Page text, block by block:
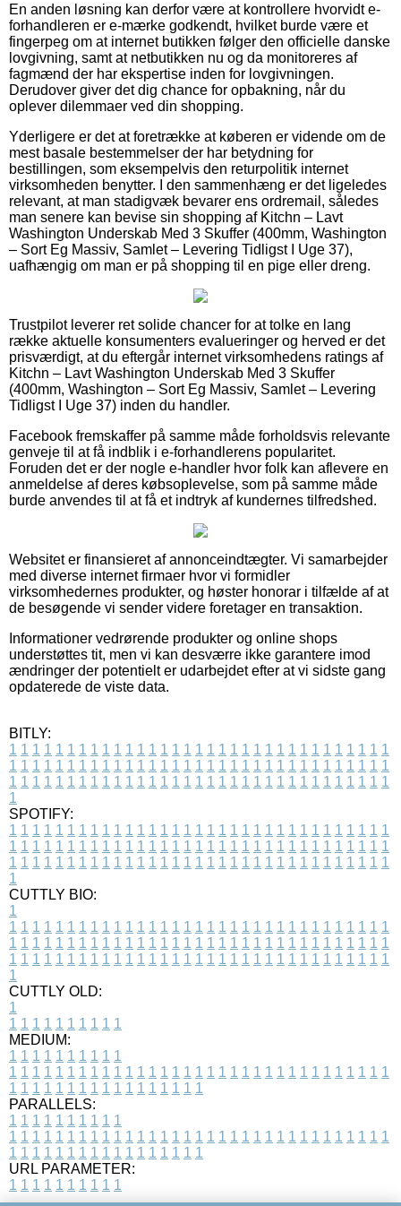
En anden løsning kan derfor være at kontrollere hvorvidt e-
forhandleren er e-mærke godkendt, hvilket burde være et
fingerpeg om at internet butikken følger den officielle danske
lovgivning, samt at netbutikken nu og da monitoreres af
fagmænd der har ekspertise inden for lovgivningen.
Derudover giver det dig chance for opbakning, når du
oplever dilemmaer ved din shopping.
Yderligere er det at foretrække at køberen er vidende om de
mest basale bestemmelser der har betydning for
bestillingen, som eksempelvis den returpolitik internet
virksomheden benytter. I den sammenhæng er det ligeledes
relevant, at man stadigvæk bevarer ens ordremail, således
man senere kan bevise sin shopping af Kitchn – Lavt
Washington Underskab Med 3 Skuffer (400mm, Washington
– Sort Eg Massiv, Samlet – Levering Tidligst I Uge 37),
uafhængig om man er på shopping til en pige eller dreng.
Trustpilot leverer ret solide chancer for at tolke en lang
række aktuelle konsumenters evalueringer og herved er det
prisværdigt, at du eftergår internet virksomhedens ratings af
Kitchn – Lavt Washington Underskab Med 3 Skuffer
(400mm, Washington – Sort Eg Massiv, Samlet – Levering
Tidligst I Uge 37) inden du handler.
Facebook fremskaffer på samme måde forholdsvis relevante
genveje til at få indblik i e-forhandlerens popularitet.
Foruden det er der nogle e-handler hvor folk kan aflevere en
anmeldelse af deres købsoplevelse, som på samme måde
burde anvendes til at få et indtryk af kundernes tilfredshed.
Websitet er finansieret af annonceindtægter. Vi samarbejder
med diverse internet firmaer hvor vi formidler
virksomhedernes produkter, og høster honorar i tilfælde af at
de besøgende vi sender videre foretager en transaktion.
Informationer vedrørende produkter og online shops
understøttes tit, men vi kan desværre ikke garantere imod
ændringer der potentielt er udarbejdet efter at vi sidste gang
opdaterede de viste data.
BITLY:
1 1 1 1 1 1 1 1 1 1 1 1 1 1 1 1 1 1 1 1 1 1 1 1 1 1 1 1 1 1 1 1 1
1 1 1 1 1 1 1 1 1 1 1 1 1 1 1 1 1 1 1 1 1 1 1 1 1 1 1 1 1 1 1 1 1
1 1 1 1 1 1 1 1 1 1 1 1 1 1 1 1 1 1 1 1 1 1 1 1 1 1 1 1 1 1 1 1 1
1
SPOTIFY:
1 1 1 1 1 1 1 1 1 1 1 1 1 1 1 1 1 1 1 1 1 1 1 1 1 1 1 1 1 1 1 1 1
1 1 1 1 1 1 1 1 1 1 1 1 1 1 1 1 1 1 1 1 1 1 1 1 1 1 1 1 1 1 1 1 1
1 1 1 1 1 1 1 1 1 1 1 1 1 1 1 1 1 1 1 1 1 1 1 1 1 1 1 1 1 1 1 1 1
1
CUTTLY BIO:
1
1 1 1 1 1 1 1 1 1 1 1 1 1 1 1 1 1 1 1 1 1 1 1 1 1 1 1 1 1 1 1 1 1
1 1 1 1 1 1 1 1 1 1 1 1 1 1 1 1 1 1 1 1 1 1 1 1 1 1 1 1 1 1 1 1 1
1 1 1 1 1 1 1 1 1 1 1 1 1 1 1 1 1 1 1 1 1 1 1 1 1 1 1 1 1 1 1 1 1
1
CUTTLY OLD:
1
1 1 1 1 1 1 1 1 1 1
MEDIUM:
1 1 1 1 1 1 1 1 1 1
1 1 1 1 1 1 1 1 1 1 1 1 1 1 1 1 1 1 1 1 1 1 1 1 1 1 1 1 1 1 1 1 1
1 1 1 1 1 1 1 1 1 1 1 1 1 1 1 1 1
PARALLELS:
1 1 1 1 1 1 1 1 1 1
1 1 1 1 1 1 1 1 1 1 1 1 1 1 1 1 1 1 1 1 1 1 1 1 1 1 1 1 1 1 1 1 1
1 1 1 1 1 1 1 1 1 1 1 1 1 1 1 1 1
URL PARAMETER:
1 1 1 1 1 1 1 1 1 1